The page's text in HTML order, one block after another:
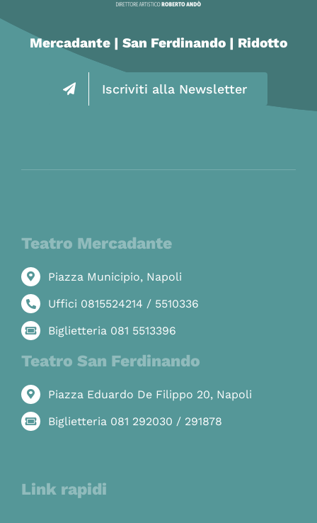
Mercadante | San Ferdinando | Ridotto
Iscriviti alla Newsletter
Teatro Mercadante
Piazza Municipio, Napoli
Uffici 0815524214 / 5510336
Biglietteria 081 5513396
Teatro San Ferdinando
Piazza Eduardo De Filippo 20, Napoli
Biglietteria 081 292030 / 291878
Link rapidi